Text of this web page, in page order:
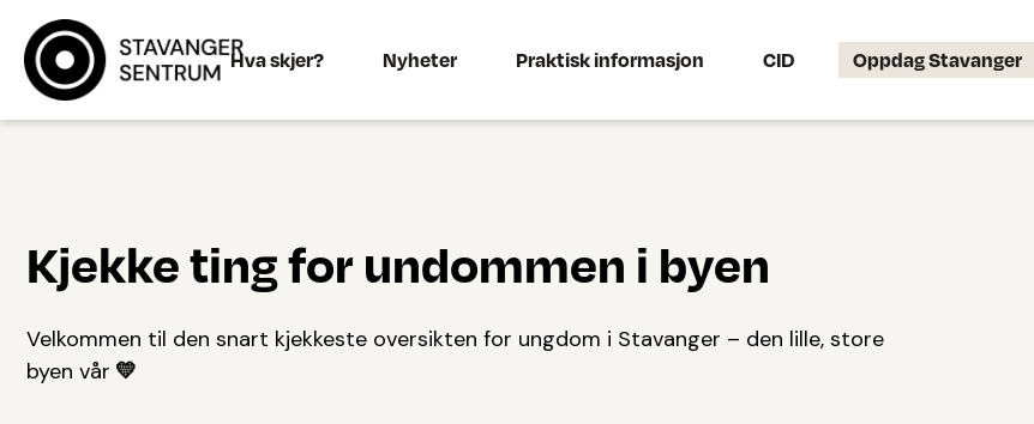
Hva skjer? Nyheter Praktisk informasjon CID Oppdag Stavanger
Kjekke ting for undommen i byen
Velkommen til den snart kjekkeste oversikten for ungdom i Stavanger – den lille, store
byen vår 💛